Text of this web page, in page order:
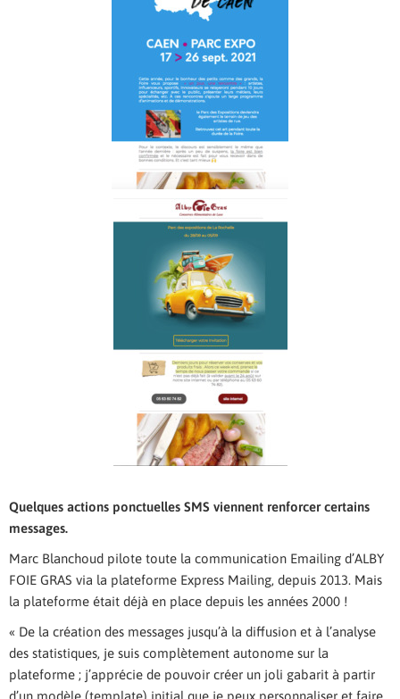
Quelques actions ponctuelles SMS viennent renforcer certains
messages.
Marc Blanchoud pilote toute la communication Emailing d’ALBY
FOIE GRAS via la plateforme Express Mailing, depuis 2013. Mais
la plateforme était déjà en place depuis les années 2000 !
« De la création des messages jusqu’à la diffusion et à l’analyse
des statistiques, je suis complètement autonome sur la
plateforme ; j’apprécie de pouvoir créer un joli gabarit à partir